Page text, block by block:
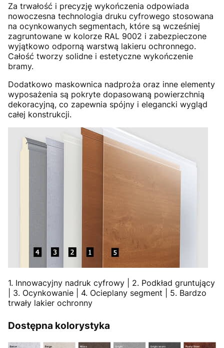
Za trwałość i precyzję wykończenia odpowiada
nowoczesna technologia druku cyfrowego stosowana
na ocynkowanych segmentach, które są wcześniej
zagruntowane w kolorze RAL 9002 i zabezpieczone
wyjątkowo odporną warstwą lakieru ochronnego.
Całość tworzy solidne i estetyczne wykończenie
bramy.
Dodatkowo maskownica nadproża oraz inne elementy
wyposażenia są pokryte dopasowaną powierzchnią
dekoracyjną, co zapewnia spójny i elegancki wygląd
całej konstrukcji.
1. Innowacyjny nadruk cyfrowy | 2. Podkład gruntujący
| 3. Ocynkowanie | 4. Ocieplany segment | 5. Bardzo
trwały lakier ochronny
Dostępna kolorystyka